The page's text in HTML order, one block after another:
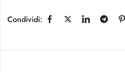
Condividi: